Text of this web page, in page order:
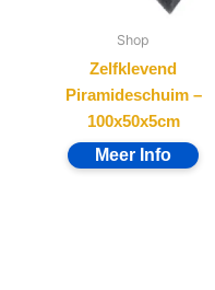
Shop
Zelfklevend
Piramideschuim –
100x50x5cm